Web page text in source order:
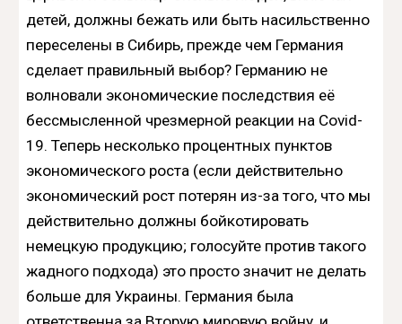
детей, должны бежать или быть насильственно
переселены в Сибирь, прежде чем Германия
сделает правильный выбор? Германию не
волновали экономические последствия её
бессмысленной чрезмерной реакции на Covid-
19. Теперь несколько процентных пунктов
экономического роста (если действительно
экономический рост потерян из-за того, что мы
действительно должны бойкотировать
немецкую продукцию; голосуйте против такого
жадного подхода) это просто значит не делать
больше для Украины. Германия была